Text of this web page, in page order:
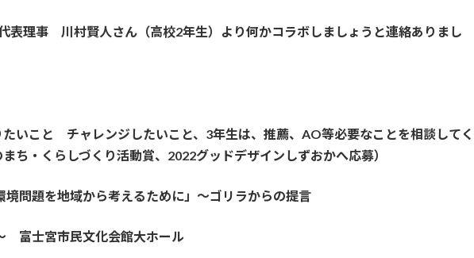
表理事 川村賢人さん（高校2年生）より何かコラボしましょうと連絡ありまし
こと チャレンジしたいこと、3年生は、推薦、AO等必要なことを相談してく
ち・くらしづくり活動賞、2022グッドデザインしずおかへ応募）
境問題を地域から考えるために」～ゴリラからの提言
富士宮市民文化会館大ホール